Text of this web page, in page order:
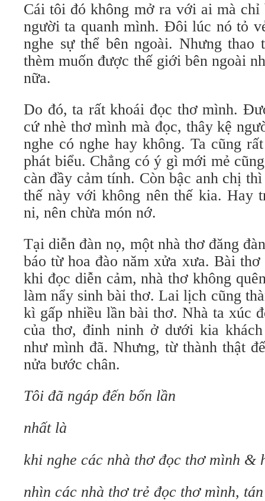
Cái tôi đó không mở ra với ai mà
người ta quanh mình. Đôi lúc nó tỏ
nghe sự thể bên ngoài. Nhưng
thèm muốn được thế giới bên ngoài
nữa.
Do đó, ta rất khoái đọc thơ mình.
cứ nhè thơ mình mà đọc, thây kệ
nghe có nghe hay không. Ta cũng
phát biểu. Chẳng có ý gì mới mẻ
càn đầy cảm tính. Còn bậc anh chị
thế này với không nên thế kia. Hay
ni, nên chừa món nớ.
Tại diễn đàn nọ, một nhà thơ đăng
báo từ hoa đào năm xửa xưa. Bài
khi đọc diễn cảm, nhà thơ không
làm nẩy sinh bài thơ. Lai lịch cũng
kì gấp nhiều lần bài thơ. Nhà ta xúc
của thơ, đinh ninh ở dưới kia
như mình đã. Nhưng, từ thành thật
nửa bước chân.
Tôi đã ngáp đến bốn lần
nhất là
khi nghe các nhà thơ đọc thơ mình &
nhìn các nhà thơ trẻ đọc thơ mình, tán